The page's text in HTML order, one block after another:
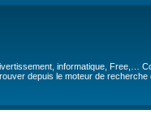
informatique, Free,…
depuis le moteur de recherche